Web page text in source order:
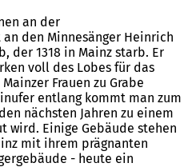
an der
den Minnesänger Heinrich
der 1318 in Mainz starb. Er
voll des Lobes für das
Frauen zu Grabe
entlang kommt man zum
nächsten Jahren zu einem
wird. Einige Gebäude stehen
mit ihrem prägnanten
- heute ein